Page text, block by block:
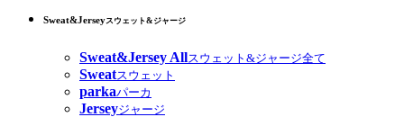
Sweat&Jerseyスウェット&ジャージ
Sweat&Jersey Allスウェット&ジャージ全て
Sweatスウェット
parkaパーカ
Jerseyジャージ